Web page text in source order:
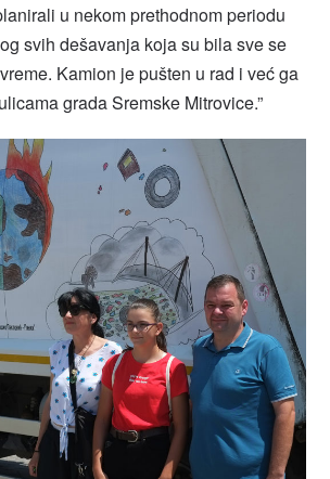
u nekom prethodnom periodu
svih dešavanja koja su bila sve se
Kamion je pušten u rad i već ga
grada Sremske Mitrovice.”